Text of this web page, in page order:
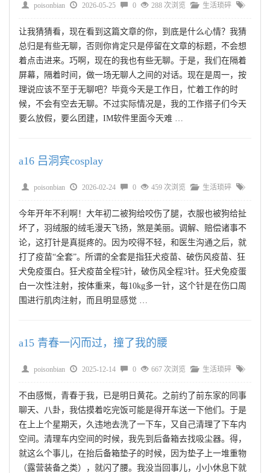
poisonbian 2026-05-25 0 288 次浏览 生活琐碎
让我猜猜看，现在看到这篇文章的你，到底是什么心情？我猜
总归是有些无聊，否则你肯定只是停留在文章的标题，不会想
着点击进来。巧啊，现在的我也有些无聊。于是，我们在隔着
屏幕，隔着时间，做一场无聊人之间的对话。现在是周一，按
理说应该不至于无聊吧？毕竟今天是工作日，忙着工作的时
候，不会有空去无聊。不过实际情况是，我的工作搭子们今天
要么放假，要么团建，IM软件里面今天难 …
a16 吕洞宾cosplay
poisonbian 2026-02-24 0 459 次浏览 生活琐碎
今年开年不利啊！大年初二被狗给咬伤了腿，衣服也被狗给扯
坏了，羽绒服的绒毛漫天飞扬，煞是美丽。调解、赔偿诸事不
论，这打针是真挺疼的。因为咬得不轻，和医生沟通之后，就
打了疫苗“全套”。所谓的全套是指狂犬疫苗、破伤风疫苗、狂
犬免疫蛋白。狂犬疫苗全程5针，破伤风全程3针。狂犬免疫蛋
白一次性注射，按体重来，每10kg多一针，这个针是在伤口周
围进行肌肉注射，而且明显感觉 …
a15 青春一闪而过，撞了我的腰
poisonbian 2025-12-14 0 667 次浏览 生活琐碎
不由感慨，青春于我，已是明日黄花。之前约了前东家的同事
聊天、八卦，我估摸着吃完饭可能是得开车送一下他们。于是
在上上个星期天，久违地去洗了一下车，又自己清理了下车内
空间。清理车内空间的时候，我先到后备箱去找吸尘器。得，
就这么个事儿，在抬后备箱垫子的时候，因为垫子上一堆重物
（露营装备之类），就闪了腰。我没当回事儿，小小休息下就